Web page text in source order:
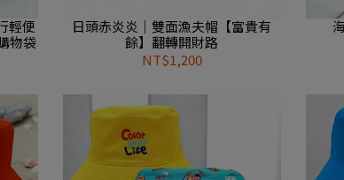
輕便
物袋
日頭赤炎炎｜雙面漁夫帽【富貴有
餘】翻轉開財路
NT$1,200